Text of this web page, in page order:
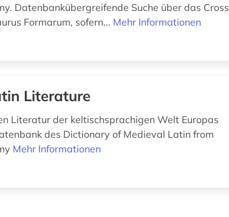
Datenbankübergreifende Suche über das Cross
Formarum, sofern... Mehr Informationen
Literature
Literatur der keltischsprachigen Welt Europas
des Dictionary of Medieval Latin from
Mehr Informationen